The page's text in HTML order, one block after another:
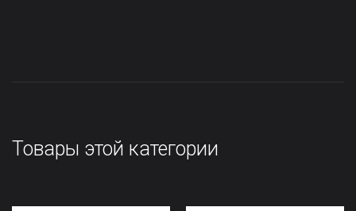
Товары этой категории